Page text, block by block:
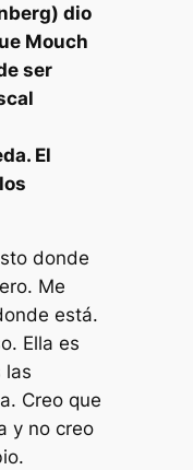
dio
Mouch
ser
El
donde
Me
está.
Ella es
las
Creo que
y no creo